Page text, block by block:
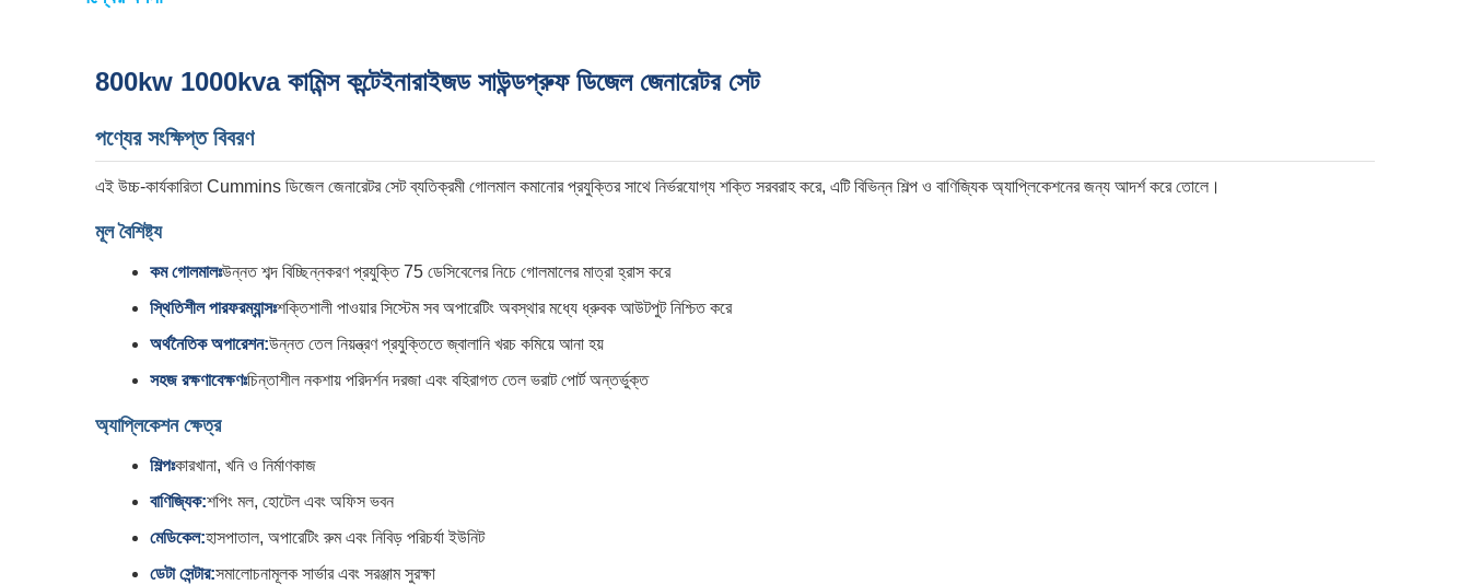
800kw 1000kva কামিন্স কন্টেইনারাইজড সাউন্ডপ্রুফ ডিজেল জেনারেটর সেট
পণ্যের সংক্ষিপ্ত বিবরণ
এই উচ্চ-কার্যকারিতা Cummins ডিজেল জেনারেটর সেট ব্যতিক্রমী গোলমাল কমানোর প্রযুক্তির সাথে নির্ভরযোগ্য শক্তি সরবরাহ করে, এটি বিভিন্ন শিল্প ও বাণিজ্যিক অ্যাপ্লিকেশনের জন্য আদর্শ করে তোলে।
মূল বৈশিষ্ট্য
কম গোলমালঃউন্নত শব্দ বিচ্ছিন্নকরণ প্রযুক্তি 75 ডেসিবেলের নিচে গোলমালের মাত্রা হ্রাস করে
স্থিতিশীল পারফরম্যান্সঃশক্তিশালী পাওয়ার সিস্টেম সব অপারেটিং অবস্থার মধ্যে ধ্রুবক আউটপুট নিশ্চিত করে
অর্থনৈতিক অপারেশন:উন্নত তেল নিয়ন্ত্রণ প্রযুক্তিতে জ্বালানি খরচ কমিয়ে আনা হয়
সহজ রক্ষণাবেক্ষণঃচিন্তাশীল নকশায় পরিদর্শন দরজা এবং বহিরাগত তেল ভরাট পোর্ট অন্তর্ভুক্ত
অ্যাপ্লিকেশন ক্ষেত্র
শিল্পঃকারখানা, খনি ও নির্মাণকাজ
বাণিজ্যিক:শপিং মল, হোটেল এবং অফিস ভবন
মেডিকেল:হাসপাতাল, অপারেটিং রুম এবং নিবিড় পরিচর্যা ইউনিট
ডেটা সেন্টার:সমালোচনামূলক সার্ভার এবং সরঞ্জাম সুরক্ষা